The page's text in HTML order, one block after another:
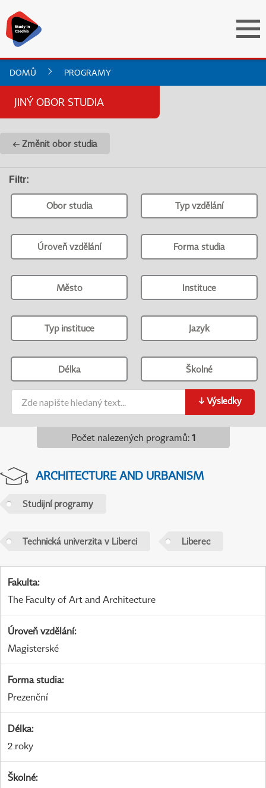
DOMŮ PROGRAMY
JINÝ OBOR STUDIA
← Změnit obor studia
Filtr:
Obor studia Typ vzdělání
Úroveň vzdělání Forma studia
Město Instituce
Typ instituce Jazyk
Délka Školné
↓ Výsledky
Počet nalezených programů: 1
ARCHITECTURE AND URBANISM
Studijní programy
Technická univerzita v Liberci Liberec
Fakulta:
The Faculty of Art and Architecture
Úroveň vzdělání:
Magisterské
Forma studia:
Prezenční
Délka:
2 roky
Školné: